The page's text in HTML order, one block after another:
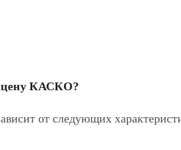
цену КАСКО?
от следующих